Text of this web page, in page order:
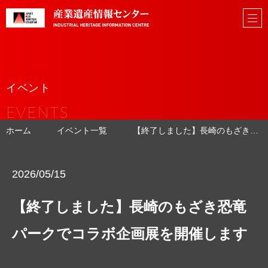
イベント
EVENTS
ホーム イベント一覧 【終了しました】長崎のもざき恐竜パークでコラボ企画展を開催します
2026/05/15
【終了しました】長崎のもざき恐竜
パークでコラボ企画展を開催します